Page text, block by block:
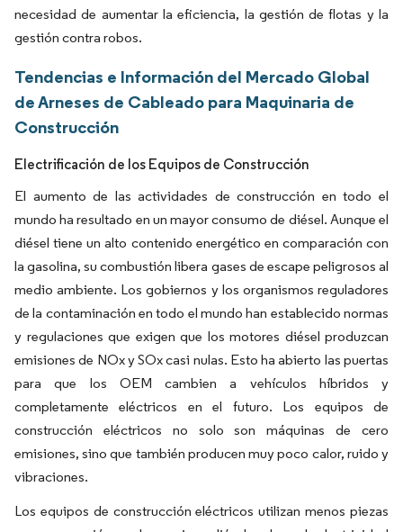
necesidad de aumentar la eficiencia, la gestión de flotas y la
gestión contra robos.
Tendencias e Información del Mercado Global
de Arneses de Cableado para Maquinaria de
Construcción
Electrificación de los Equipos de Construcción
El aumento de las actividades de construcción en todo el
mundo ha resultado en un mayor consumo de diésel. Aunque el
diésel tiene un alto contenido energético en comparación con
la gasolina, su combustión libera gases de escape peligrosos al
medio ambiente. Los gobiernos y los organismos reguladores
de la contaminación en todo el mundo han establecido normas
y regulaciones que exigen que los motores diésel produzcan
emisiones de NOx y SOx casi nulas. Esto ha abierto las puertas
para que los OEM cambien a vehículos híbridos y
completamente eléctricos en el futuro. Los equipos de
construcción eléctricos no solo son máquinas de cero
emisiones, sino que también producen muy poco calor, ruido y
vibraciones.
Los equipos de construcción eléctricos utilizan menos piezas